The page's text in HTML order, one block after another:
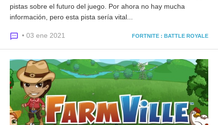
pistas sobre el futuro del juego. Por ahora no hay mucha
información, pero esta pista sería vital...
• 03 ene 2021 FORTNITE : BATTLE ROYALE